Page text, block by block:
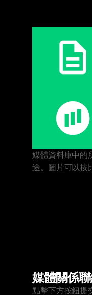
媒體資料庫中的
途。圖片可以按
媒體關係
點擊下方按鈕提